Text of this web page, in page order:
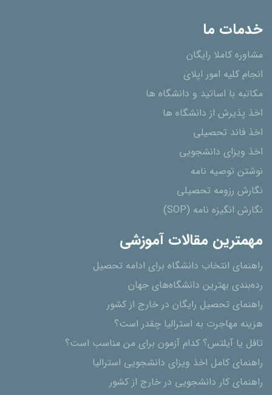
خدمات ما
مشاوره کاملا رایگان
انجام کلیه امور اپلای
مکاتبه با اساتید و دانشگاه ها
اخذ پذیرش از دانشگاه ھا
اخذ فاند تحصیلی
اخذ ویزای دانشجویی
نوشتن توصیه نامه
نگارش رزومه تحصیلی
نگارش انگیزه نامه (SOP)
مهمترین مقالات آموزشی
راهنمای انتخاب دانشگاه برای ادامه تحصیل
رده‌بندی بهترین دانشگاه‌های جهان
راهنمای تحصیل رایگان در خارج از کشور
هزینه مهاجرت به استرالیا چقدر است؟
تافل یا آیلتس؟ کدام آزمون برای من مناسب است؟
راهنمای کامل اخذ ویزای دانشجویی استرالیا
راهنمای کار دانشجویی در خارج از کشور